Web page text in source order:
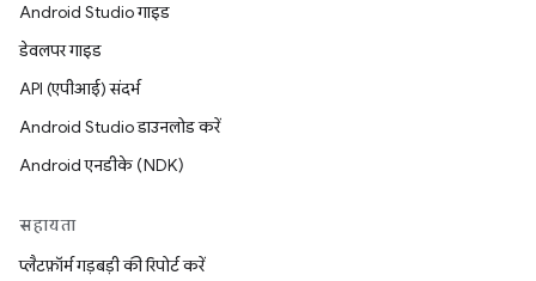
Android Studio गाइड
डेवलपर गाइड
API (एपीआई) संदर्भ
Android Studio डाउनलोड करें
Android एनडीके (NDK)
सहायता
प्लैटफ़ॉर्म गड़बड़ी की रिपोर्ट करें